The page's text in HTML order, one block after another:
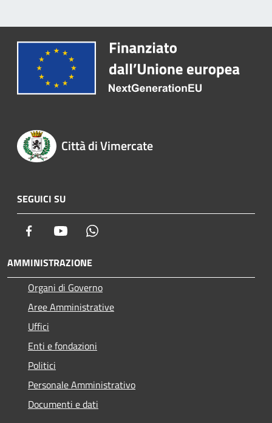
Città di Vimercate
SEGUICI SU
Facebook Youtube
AMMINISTRAZIONE
Organi di Governo
Aree Amministrative
Uffici
Enti e fondazioni
Politici
Personale Amministrativo
Documenti e dati